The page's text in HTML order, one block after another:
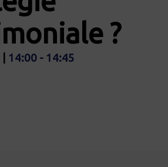
?
14:00 - 14:45